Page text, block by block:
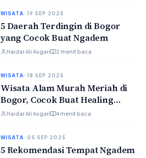
WISATA· 19 SEP 2025
5 Daerah Terdingin di Bogor
yang Cocok Buat Ngadem
Haidar Ali Asgari 2 menit baca
WISATA· 18 SEP 2025
Wisata Alam Murah Meriah di
Bogor, Cocok Buat Healing
Tipis-tipis
Haidar Ali Asgari 4 menit baca
WISATA· 05 SEP 2025
5 Rekomendasi Tempat Ngadem